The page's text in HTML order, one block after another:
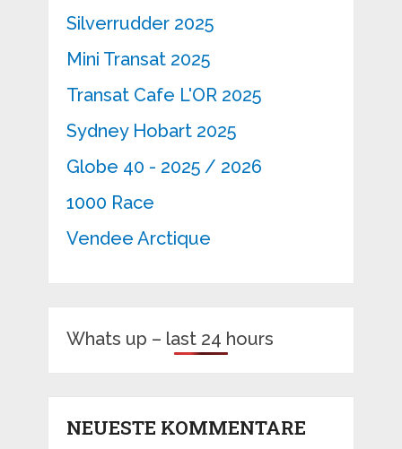
Silverrudder 2025
Mini Transat 2025
Transat Cafe L'OR 2025
Sydney Hobart 2025
Globe 40 - 2025 / 2026
1000 Race
Vendee Arctique
Whats up – last 24 hours
NEUESTE KOMMENTARE